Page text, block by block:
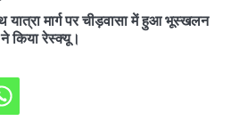
मार्ग पर चीड़वासा में हुआ भूस्खलन
किया रेस्क्यू।